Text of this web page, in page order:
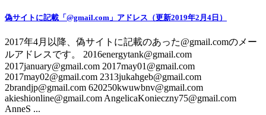
偽サイトに記載「@gmail.com」アドレス（更新2019年2月4日）
2017年4月以降、偽サイトに記載のあった@gmail.comのメー
ルアドレスです。 2016energytank@gmail.com
2017january@gmail.com 2017may01@gmail.com
2017may02@gmail.com 2313jukahgeb@gmail.com
2brandjp@gmail.com 620250kwuwbnv@gmail.com
akieshionline@gmail.com AngelicaKonieczny75@gmail.com
AnneS ...